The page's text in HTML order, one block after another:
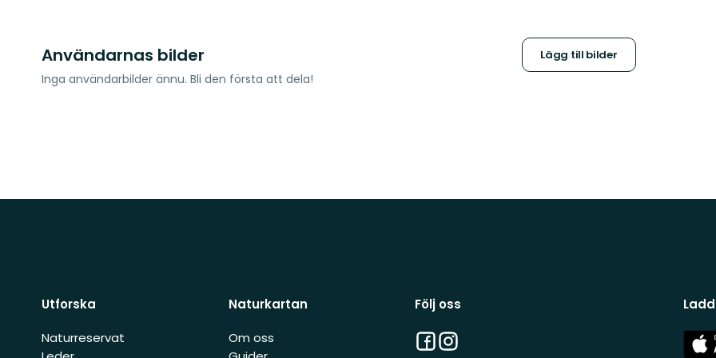
Användarnas bilder Lägg till bilder
Inga användarbilder ännu. Bli den första att dela!
Utforska
Naturreservat
Naturkartan
Om oss
Följ oss
Facebook
Instagram
App
Store